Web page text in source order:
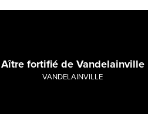
Aître fortifié de Vandelainville
VANDELAINVILLE